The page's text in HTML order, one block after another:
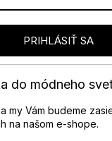
e
p
r
v
k
v
p
i
do módneho
my Vám budeme
na našom e-shope.
PRIHLÁSIŤ SA